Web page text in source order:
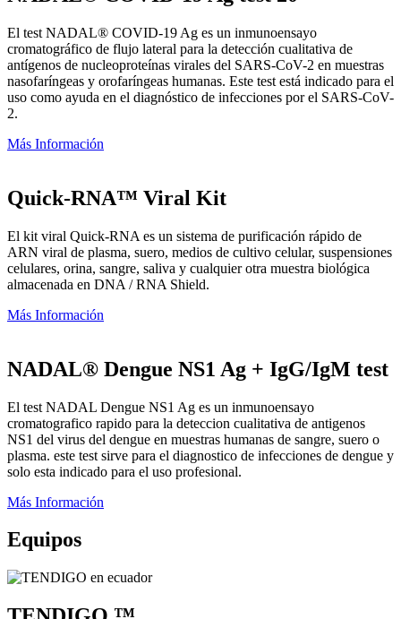
El test NADAL® COVID-19 Ag es un inmunoensayo
cromatográfico de flujo lateral para la detección cualitativa de
antígenos de nucleoproteínas virales del SARS-CoV-2 en muestras
nasofaríngeas y orofaríngeas humanas. Este test está indicado para el
uso como ayuda en el diagnóstico de infecciones por el SARS-CoV-
2.
Más Información
Quick-RNA™ Viral Kit
El kit viral Quick-RNA es un sistema de purificación rápido de
ARN viral de plasma, suero, medios de cultivo celular, suspensiones
celulares, orina, sangre, saliva y cualquier otra muestra biológica
almacenada en DNA / RNA Shield.
Más Información
NADAL® Dengue NS1 Ag + IgG/IgM test
El test NADAL Dengue NS1 Ag es un inmunoensayo
cromatografico rapido para la deteccion cualitativa de antigenos
NS1 del virus del dengue en muestras humanas de sangre, suero o
plasma. este test sirve para el diagnostico de infecciones de dengue y
solo esta indicado para el uso profesional.
Más Información
Equipos